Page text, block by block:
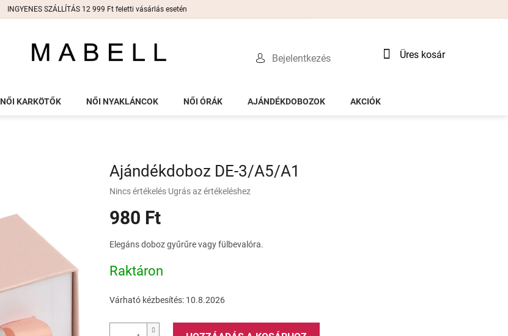
INGYENES SZÁLLÍTÁS 12 999 Ft feletti vásárlás esetén
Bejelentkezés Kosár
Üres kosár
NŐI KARKÖTŐK NŐI NYAKLÁNCOK NŐI ÓRÁK AJÁNDÉKDOBOZOK AKCIÓK
Ajándékdoboz DE-3/A5/A1
A
átlagos
értékelése
ből
csillag.
Nincs értékelés Ugrás az értékeléshez
980 Ft
Elegáns doboz gyűrűre vagy fülbevalóra.
Raktáron
Várható kézbesítés: 10.8.2026